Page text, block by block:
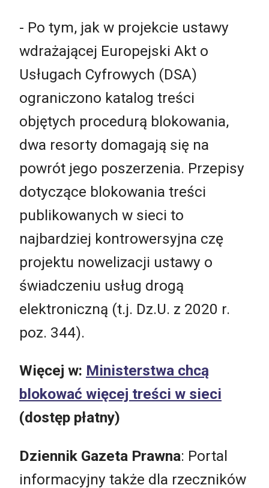
- Po tym, jak w projekcie ustawy
wdrażającej Europejski Akt o
Usługach Cyfrowych (DSA)
ograniczono katalog treści
objętych procedurą blokowania,
dwa resorty domagają się na
powrót jego poszerzenia. Przepisy
dotyczące blokowania treści
publikowanych w sieci to
najbardziej kontrowersyjna czę
projektu nowelizacji ustawy o
świadczeniu usług drogą
elektroniczną (t.j. Dz.U. z 2020 r.
poz. 344).
Więcej w: Ministerstwa chcą
blokować więcej treści w sieci
(dostęp płatny)
Dziennik Gazeta Prawna: Portal
informacyjny także dla rzeczników